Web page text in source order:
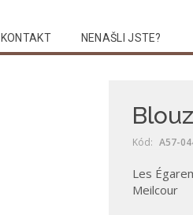
KONTAKT NENAŠLI JSTE?
Kód: A57-
Les
Meilcour